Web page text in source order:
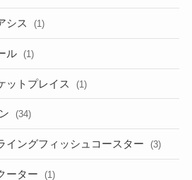
シス (1)
ル (1)
ットプレイス (1)
(34)
イングフィッシュコースター (3)
ーター (1)